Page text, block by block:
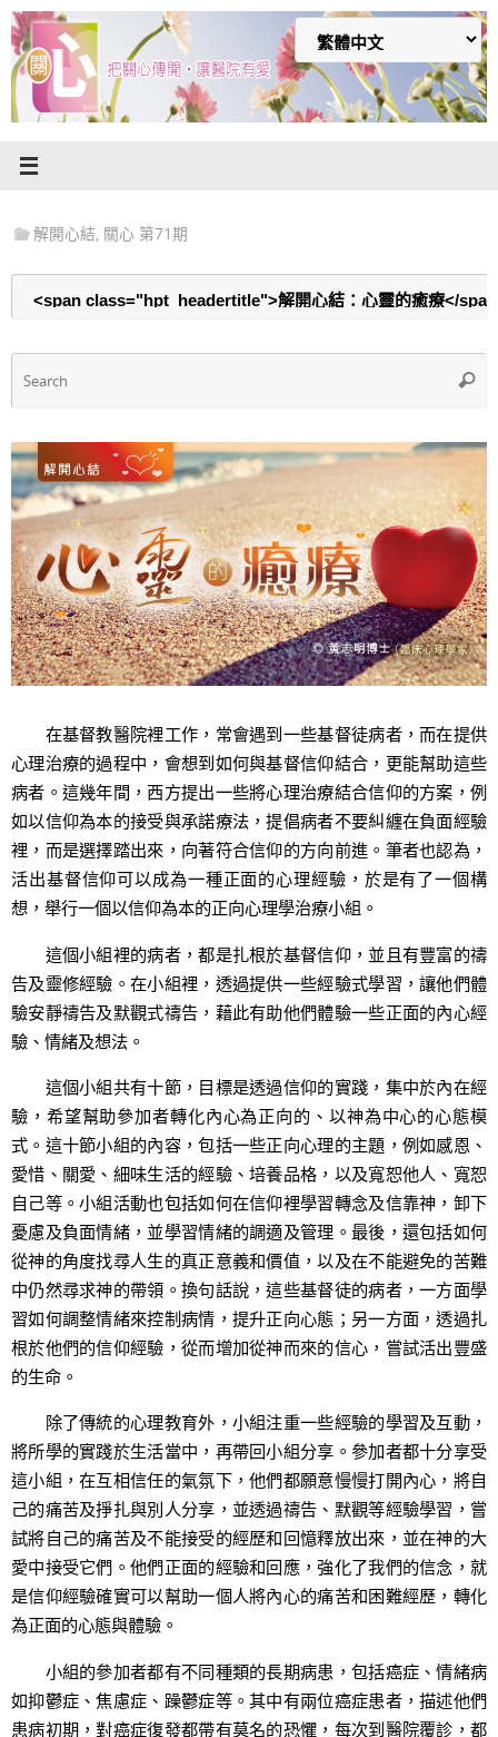
Skip
to
content
解開心結, 關心 第71期
在基督教醫院裡工作，常會遇到一些基督徒病者，而在提供
心理治療的過程中，會想到如何與基督信仰結合，更能幫助這些
病者。這幾年間，西方提出一些將心理治療結合信仰的方案，例
如以信仰為本的接受與承諾療法，提倡病者不要糾纏在負面經驗
裡，而是選擇踏出來，向著符合信仰的方向前進。筆者也認為，
活出基督信仰可以成為一種正面的心理經驗，於是有了一個構
想，舉行一個以信仰為本的正向心理學治療小組。
這個小組裡的病者，都是扎根於基督信仰，並且有豐富的禱
告及靈修經驗。在小組裡，透過提供一些經驗式學習，讓他們體
驗安靜禱告及默觀式禱告，藉此有助他們體驗一些正面的內心經
驗、情緒及想法。
這個小組共有十節，目標是透過信仰的實踐，集中於內在經
驗，希望幫助參加者轉化內心為正向的、以神為中心的心態模
式。這十節小組的內容，包括一些正向心理的主題，例如感恩、
愛惜、關愛、細味生活的經驗、培養品格，以及寬恕他人、寬恕
自己等。小組活動也包括如何在信仰裡學習轉念及信靠神，卸下
憂慮及負面情緒，並學習情緒的調適及管理。最後，還包括如何
從神的角度找尋人生的真正意義和價值，以及在不能避免的苦難
中仍然尋求神的帶領。換句話說，這些基督徒的病者，一方面學
習如何調整情緒來控制病情，提升正向心態；另一方面，透過扎
根於他們的信仰經驗，從而增加從神而來的信心，嘗試活出豐盛
的生命。
除了傳統的心理教育外，小組注重一些經驗的學習及互動，
將所學的實踐於生活當中，再帶回小組分享。參加者都十分享受
這小組，在互相信任的氣氛下，他們都願意慢慢打開內心，將自
己的痛苦及掙扎與別人分享，並透過禱告、默觀等經驗學習，嘗
試將自己的痛苦及不能接受的經歷和回憶釋放出來，並在神的大
愛中接受它們。他們正面的經驗和回應，強化了我們的信念，就
是信仰經驗確實可以幫助一個人將內心的痛苦和困難經歷，轉化
為正面的心態與體驗。
小組的參加者都有不同種類的長期病患，包括癌症、情緒病
如抑鬱症、焦慮症、躁鬱症等。其中有兩位癌症患者，描述他們
患病初期，對癌症復發都帶有莫名的恐懼，每次到醫院覆診，都